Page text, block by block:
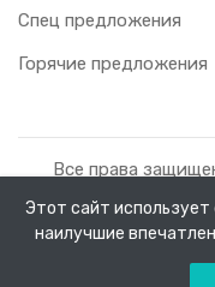
Спец предложения
Горячие предложения
Все права
доставка
Этот сайт
наилучшие